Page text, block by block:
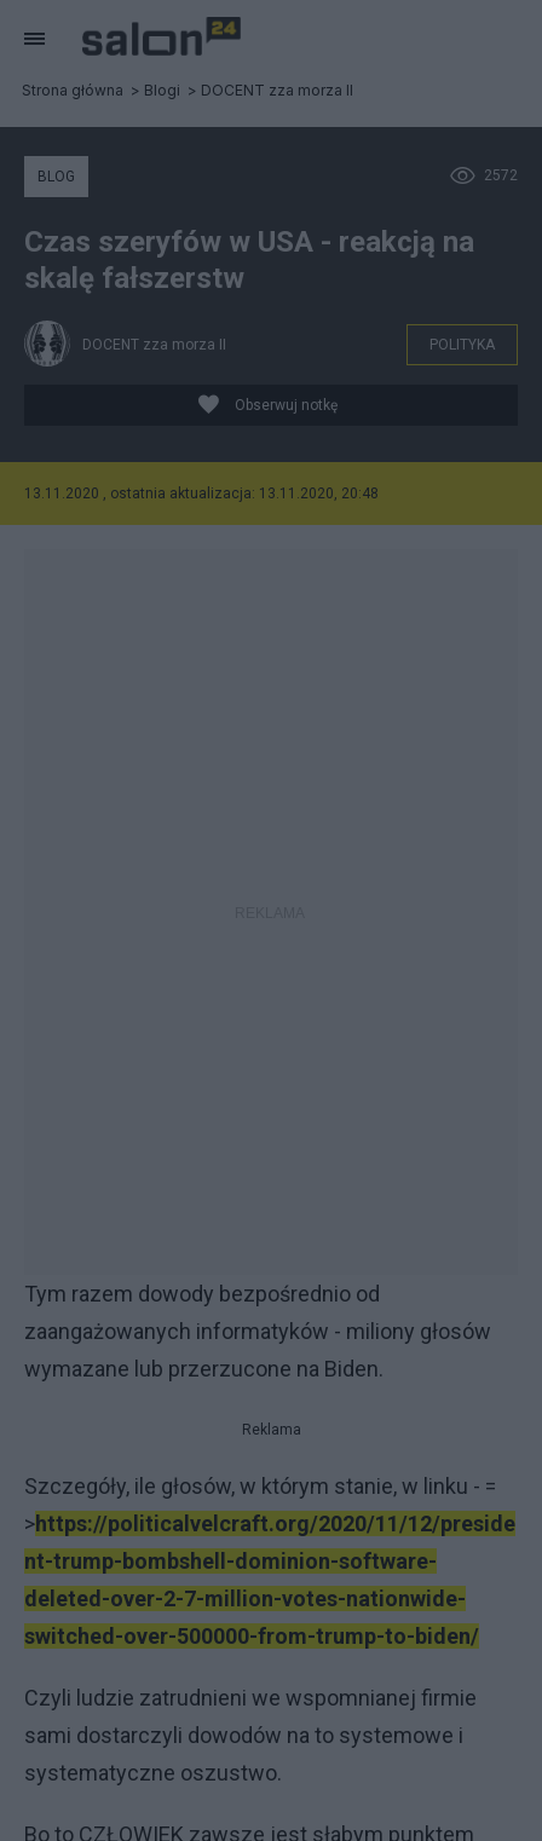
Strona główna Blogi DOCENT zza morza II
2572
BLOG
Czas szeryfów w USA - reakcją na
skalę fałszerstw
DOCENT zza morza II POLITYKA
Obserwuj notkę
13.11.2020 , ostatnia aktualizacja: 13.11.2020, 20:48
Tym razem dowody bezpośrednio od
zaangażowanych informatyków - miliony głosów
wymazane lub przerzucone na Biden.
Reklama
Szczegóły, ile głosów, w którym stanie, w linku - =
>https://politicalvelcraft.org/2020/11/12/preside
nt-trump-bombshell-dominion-software-
deleted-over-2-7-million-votes-nationwide-
switched-over-500000-from-trump-to-biden/
Czyli ludzie zatrudnieni we wspomnianej firmie
sami dostarczyli dowodów na to systemowe i
systematyczne oszustwo.
Bo to CZŁOWIEK zawsze jest słabym punktem